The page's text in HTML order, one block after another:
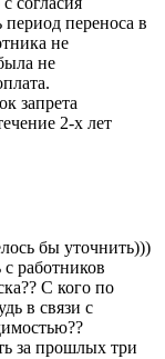
переноса в
не
не
запрета
2-х лет
бы уточнить)))
с работников
С кого по
в связи с
за прошлых три